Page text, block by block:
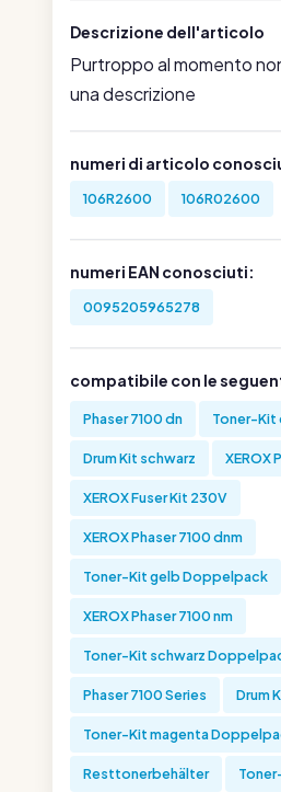
Descrizione dell'articolo
Purtroppo al momento
una descrizione
numeri di articolo
106R2600 106R02600
numeri EAN conosciuti:
0095205965278
compatibile con le
Phaser 7100 dn Toner-Kit
Drum Kit schwarz XEROX
XEROX Fuser Kit 230V
XEROX Phaser 7100 dnm
Toner-Kit gelb Doppelpack
XEROX Phaser 7100 nm
Toner-Kit schwarz
Phaser 7100 Series Drum
Toner-Kit magenta
Resttonerbehälter